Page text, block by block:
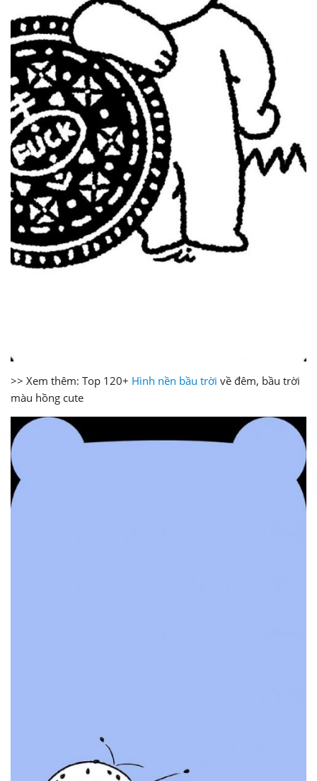
>> Xem thêm: Top 120+ Hình nền bầu trời về đêm, bầu trời
màu hồng cute